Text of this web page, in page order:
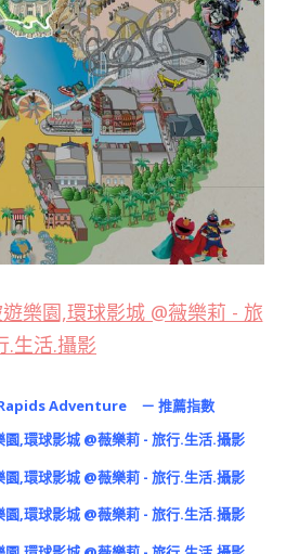
Adventure － 推薦指數